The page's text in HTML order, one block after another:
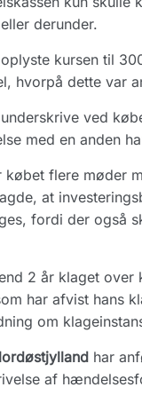
derunder.
kursen til
hvorpå dette var
ved
med en anden
købet flere møder
at
fordi der også
2 år klaget over
har afvist hans
om
har
af